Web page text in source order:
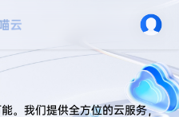
。我们提供全方位的云服务，